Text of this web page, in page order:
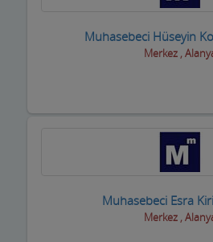
Muhasebeci Hüseyin
Merkez ,
Muhasebeci Esra
Merkez ,